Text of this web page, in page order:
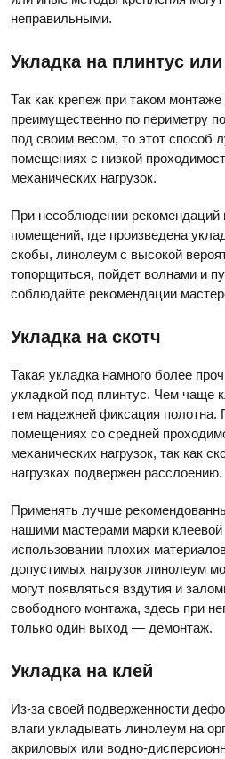
неправильными.
Укладка на плинтус
Так как крепеж при таком монтаже
преимущественно по периметру
под своим весом, то этот способ
помещениях с низкой
механических нагрузок.
При несоблюдении рекомендаций
помещений, где произведена
скобы, линолеум с высокой
топорщиться, пойдет волнами и
соблюдайте рекомендации
Укладка на скотч
Такая укладка намного более
укладкой под плинтус. Чем чаще
тем надежней фиксация полотна.
помещениях со средней
механических нагрузок, так как
нагрузках подвержен расслоению.
Применять лучше
нашими мастерами марки
использовании плохих
допустимых нагрузок линолеум
могут появляться вздутия и
свободного монтажа, здесь при
только один выход — демонтаж.
Укладка на клей
Из-за своей подверженности
влаги укладывать линолеум на
акриловых или водно-